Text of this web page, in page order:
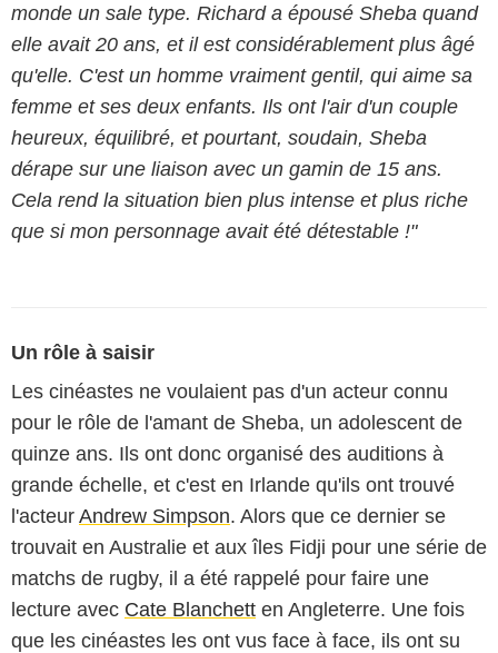
monde un sale type. Richard a épousé Sheba quand
elle avait 20 ans, et il est considérablement plus âgé
qu'elle. C'est un homme vraiment gentil, qui aime sa
femme et ses deux enfants. Ils ont l'air d'un couple
heureux, équilibré, et pourtant, soudain, Sheba
dérape sur une liaison avec un gamin de 15 ans.
Cela rend la situation bien plus intense et plus riche
que si mon personnage avait été détestable !"
Un rôle à saisir
Les cinéastes ne voulaient pas d'un acteur connu
pour le rôle de l'amant de Sheba, un adolescent de
quinze ans. Ils ont donc organisé des auditions à
grande échelle, et c'est en Irlande qu'ils ont trouvé
l'acteur Andrew Simpson. Alors que ce dernier se
trouvait en Australie et aux îles Fidji pour une série de
matchs de rugby, il a été rappelé pour faire une
lecture avec Cate Blanchett en Angleterre. Une fois
que les cinéastes les ont vus face à face, ils ont su